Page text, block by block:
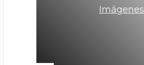
Imágenes